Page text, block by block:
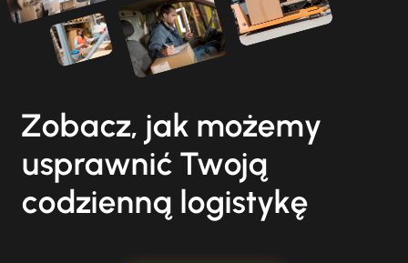
Zobacz, jak możemy
usprawnić Twoją
codzienną logistykę